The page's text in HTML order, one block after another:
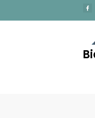
content